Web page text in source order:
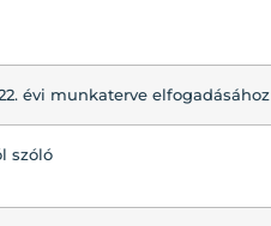
évi munkaterve elfogadásához
szóló